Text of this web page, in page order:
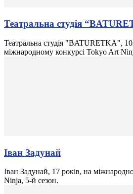
Театральна студія
Театральна студія "BATURETKA",
міжнародному конкурсі Tokyo Art
Іван Задунай
Іван Задунай, 17 років, на
Ninja, 5-й сезон.